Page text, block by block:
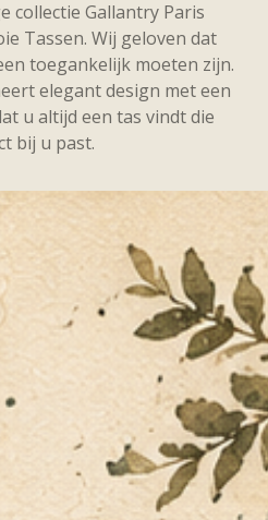
collectie Gallantry Paris
Tassen. Wij geloven dat
toegankelijk moeten zijn.
elegant design met een
u altijd een tas vindt die
bij u past.